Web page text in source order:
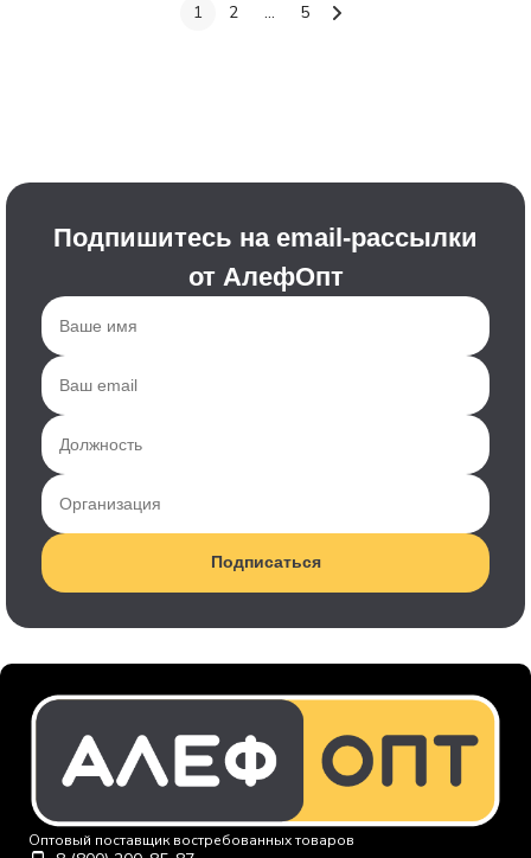
1 2 ... 5
Подпишитесь на email-рассылки
от АлефОпт
Подписаться
Оптовый поставщик востребованных товаров